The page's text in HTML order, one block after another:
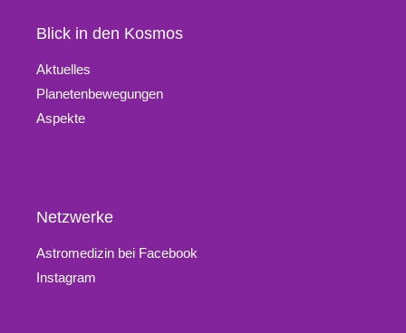
Blick in den Kosmos
Aktuelles
Planetenbewegungen
Aspekte
Netzwerke
Astromedizin bei Facebook
Instagram